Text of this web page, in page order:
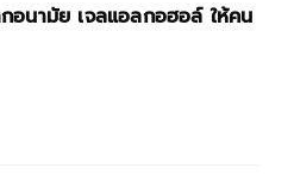
อนามัย เจลแอลกอฮอล์ ให้คน